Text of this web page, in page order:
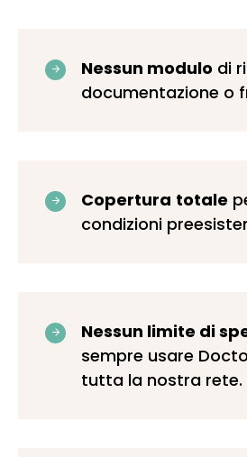
Nessun modulo di
documentazione o
Copertura totale
condizioni
Nessun limite di
sempre usare
tutta la nostra rete.